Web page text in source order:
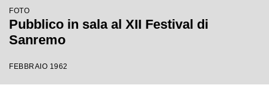
FOTO
Pubblico in sala al XII Festival di
Sanremo
FEBBRAIO 1962